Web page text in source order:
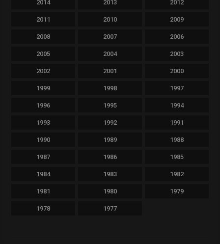
2014 2013 2012
2011 2010 2009
2008 2007 2006
2005 2004 2003
2002 2001 2000
1999 1998 1997
1996 1995 1994
1993 1992 1991
1990 1989 1988
1987 1986 1985
1984 1983 1982
1981 1980 1979
1978 1977